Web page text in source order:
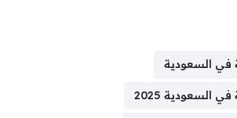
في السعودية
السعودية 2025